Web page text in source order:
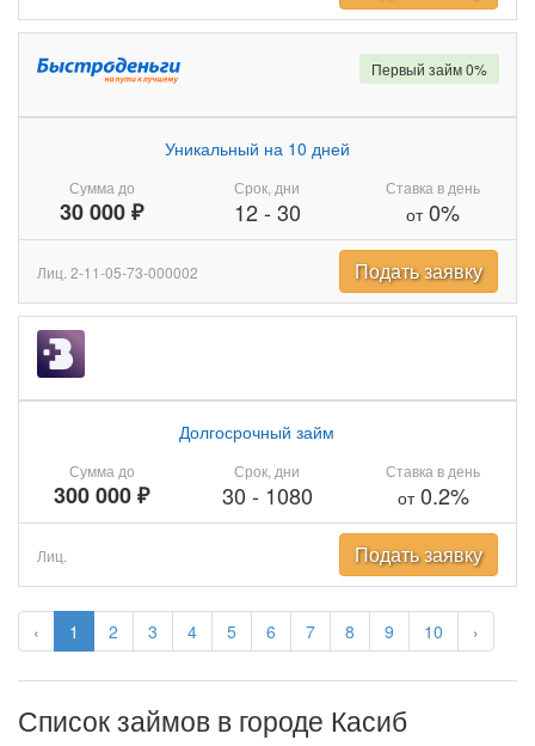
‹ 1 2 3 4 5 6 7 8 9 10 ›
Сумма до
30 000 ₽
Уникальный на 10 дней
Срок, дни
12- 30
Ставка в день
от0%
Первый займ 0%
Лиц. 2-11-05-73-000002 Подать заявку
Сумма до
300 000 ₽
Долгосрочный займ
Срок, дни
30 - 1080
Ставка в день
от0.2%
Лиц. Подать заявку
Список займов в городе Касиб